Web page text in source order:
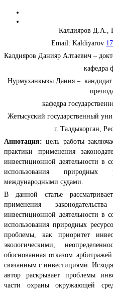
Калдияров Д.А.,
Email: Kaldiyarov
Калдияров Данияр Алтаевич –
кафедра
Нурмуханкызы Дания –
кафедра
Жетысуский государственный
г. Талдыкорган,
Аннотация: цель работы
практики применения
инвестиционной деятельности
использования
международными судами.
В данной статье
применения
инвестиционной деятельности
использования природных
проблемы, как приоритет
экологическими,
обоснованная отказом
связанным с инвестициями.
автор раскрывает проблемы
части охраны окружающей